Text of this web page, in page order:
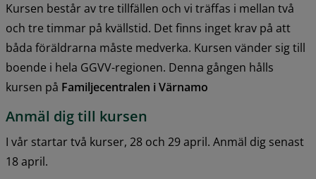
Kursen består av tre tillfällen och vi träffas i mellan två
och tre timmar på kvällstid. Det finns inget krav på att
båda föräldrarna måste medverka. Kursen vänder sig till
boende i hela GGVV-regionen. Denna gången hålls
kursen på Familjecentralen i Värnamo
Anmäl dig till kursen
I vår startar två kurser, 28 och 29 april. Anmäl dig senast
18 april.